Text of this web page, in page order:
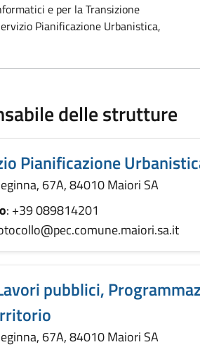
e per la Transizione
Pianificazione Urbanistica,
delle strutture
Pianificazione
67A, 84010 Maiori SA
: +39 089814201
pubblici,
67A, 84010 Maiori SA